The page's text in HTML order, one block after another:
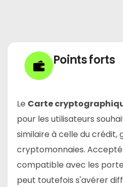
Points forts
Le Carte
pour les utilisateurs
similaire à celle du crédit,
cryptomonnaies.
compatible avec les
peut toutefois s'avérer